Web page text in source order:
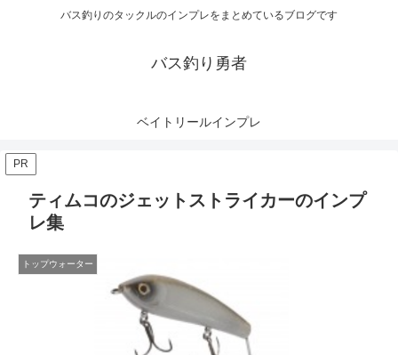
バス釣りのタックルのインプレをまとめているブログです
バス釣り勇者
ベイトリールインプレ
PR
ティムコのジェットストライカーのインプ
レ集
トップウォーター